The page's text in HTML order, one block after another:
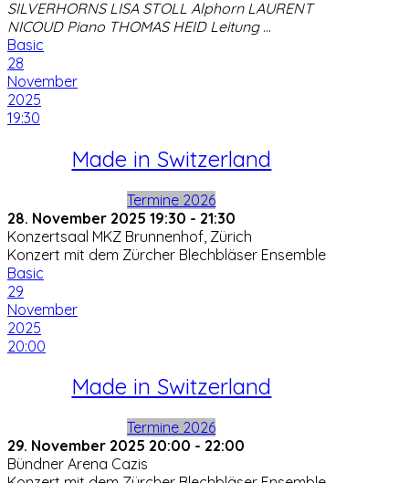
SILVERHORNS LISA STOLL Alphorn LAURENT
NICOUD Piano THOMAS HEID Leitung...
Basic
28
November
2025
19:30
Made in Switzerland
Termine 2026
28. November 2025 19:30 - 21:30
Konzertsaal MKZ Brunnenhof, Zürich
Konzert mit dem Zürcher Blechbläser Ensemble
Basic
29
November
2025
20:00
Made in Switzerland
Termine 2026
29. November 2025 20:00 - 22:00
Bündner Arena Cazis